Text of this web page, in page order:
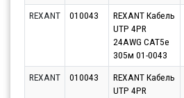
REXANT 010043
REXANT Кабель
UTP 4PR
24AWG CAT5e
305м 01-0043
REXANT 010043
REXANT Кабель
UTP 4PR